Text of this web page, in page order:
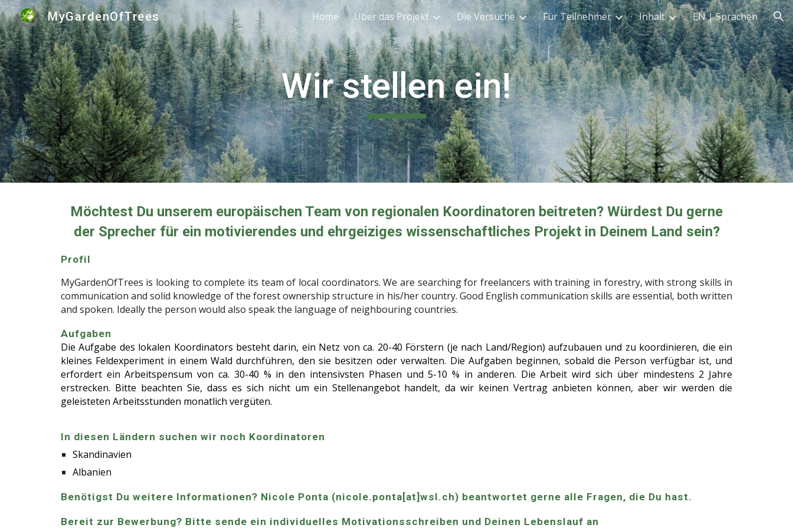
Skip to main content Skip to navigation
MyGardenOfTrees Home Über das Projekt Die Versuche Für Teilnehmer Inhalt EN | Sprachen
Wir stellen ein!
Möchtest Du unserem europäischen Team von regionalen Koordinatoren beitreten? Würdest Du gerne
der Sprecher für ein motivierendes und ehrgeiziges wissenschaftliches Projekt in Deinem Land sein?
Profil
MyGardenOfTrees is looking to complete its team of local coordinators. We are searching for freelancers with training in forestry, with strong skills in
communication and solid knowledge of the forest ownership structure in his/her country. Good English communication skills are essential, both written
and spoken. Ideally the person would also speak the language of neighbouring countries.
Aufgaben
Die Aufgabe des lokalen Koordinators besteht darin, ein Netz von ca. 20-40 Förstern (je nach Land/Region) aufzubauen und zu koordinieren, die ein
kleines Feldexperiment in einem Wald durchführen, den sie besitzen oder verwalten. Die Aufgaben beginnen, sobald die Person verfügbar ist, und
erfordert ein Arbeitspensum von ca. 30-40 % in den intensivsten Phasen und 5-10 % in anderen. Die Arbeit wird sich über mindestens 2 Jahre
erstrecken. Bitte beachten Sie, dass es sich nicht um ein Stellenangebot handelt, da wir keinen Vertrag anbieten können, aber wir werden die
geleisteten Arbeitsstunden monatlich vergüten.
In diesen Ländern suchen wir noch Koordinatoren
Skandinavien
Albanien
Benötigst Du weitere Informationen? Nicole Ponta (nicole.ponta[at]wsl.ch) beantwortet gerne alle Fragen, die Du hast.
Bereit zur Bewerbung? Bitte sende ein individuelles Motivationsschreiben und Deinen Lebenslauf an